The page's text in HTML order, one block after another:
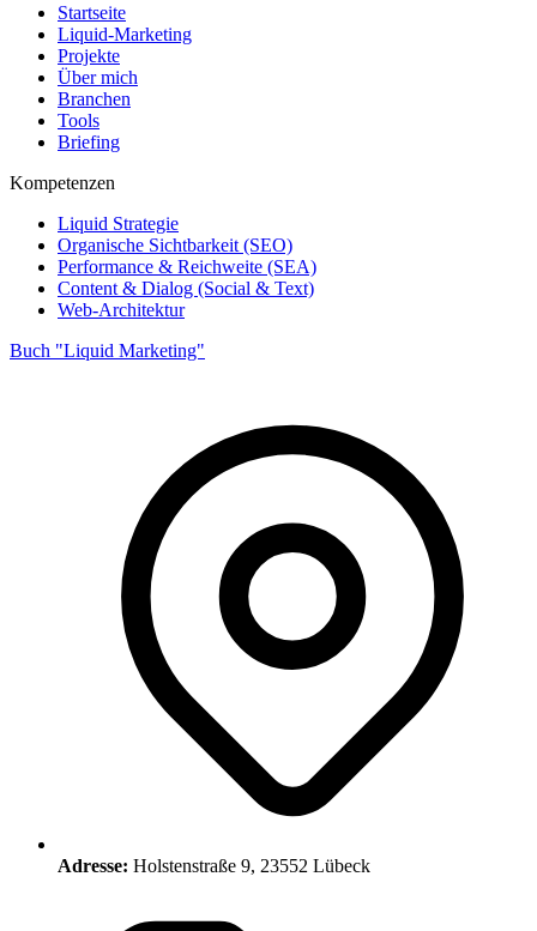
Startseite
Liquid-Marketing
Projekte
Über mich
Branchen
Tools
Briefing
Kompetenzen
Liquid Strategie
Organische Sichtbarkeit (SEO)
Performance & Reichweite (SEA)
Content & Dialog (Social & Text)
Web-Architektur
Buch "Liquid Marketing"
Adresse: Holstenstraße 9, 23552 Lübeck